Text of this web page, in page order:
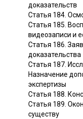
доказательств
Статья 184.
Статья 185.
видеозаписи и
Статья 186.
доказательства
Статья 187.
Назначение
экспертизы
Статья 188.
Статья 189.
существу